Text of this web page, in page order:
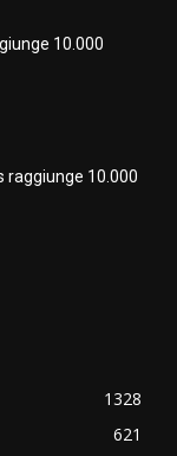
10.000
raggiunge 10.000
1328
621